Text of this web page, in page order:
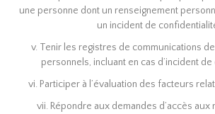
une personne dont un renseignement
un incident de
v. Tenir les registres de communications
personnels, incluant en cas d’incident
vi. Participer à l’évaluation des facteurs
vii. Répondre aux demandes d’accès aux